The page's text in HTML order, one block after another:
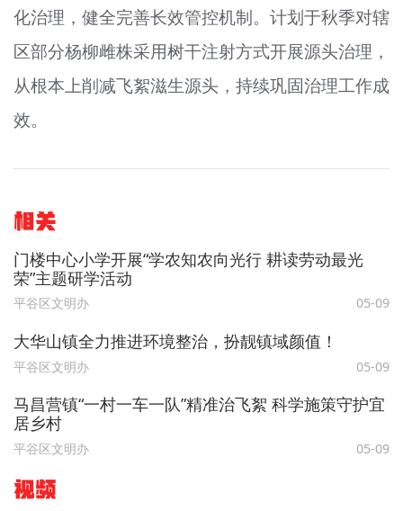
化治理，健全完善长效管控机制。计划于秋季对辖
区部分杨柳雌株采用树干注射方式开展源头治理，
从根本上削减飞絮滋生源头，持续巩固治理工作成
效。
相关
门楼中心小学开展“学农知农向光行 耕读劳动最光
荣”主题研学活动
平谷区文明办 05-09
大华山镇全力推进环境整治，扮靓镇域颜值！
平谷区文明办 05-09
马昌营镇“一村一车一队”精准治飞絮 科学施策守护宜
居乡村
平谷区文明办 05-09
视频